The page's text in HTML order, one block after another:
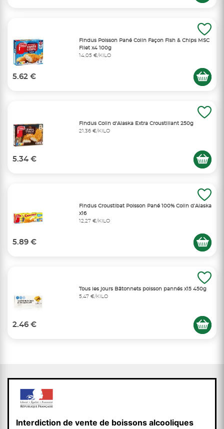
Findus Poisson Pané Colin Façon Fish & Chips MSC
Filet x4 100g
14,05 €/KILO
5.62 €
Findus Colin d'Alaska Extra Croustillant 250g
21,36 €/KILO
5.34 €
Findus Croustibat Poisson Pané 100% Colin d’Alaska
x16
12,27 €/KILO
5.89 €
Tous les jours Bâtonnets poisson pannés x15 450g
5,47 €/KILO
2.46 €
Interdiction de vente de boissons alcooliques